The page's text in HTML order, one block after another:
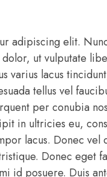
adipiscing elit.
ut vulputate
varius lacus
tellus vel
per conubia
in ultricies eu,
lacus. Donec vel
Donec eget
id posuere. Duis